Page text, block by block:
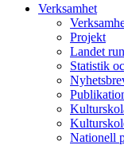
Verksamhet
Projekt
Landet
Statistik
Nationell